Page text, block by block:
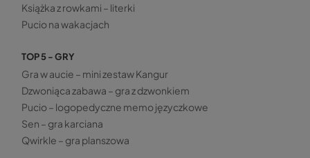
Książka z rowkami – literki
Pucio na wakacjach
TOP 5 - GRY
Gra w aucie – mini zestaw Kangur
Dzwoniąca zabawa – gra z dzwonkiem
Pucio – logopedyczne memo języczkowe
Sen – gra karciana
Qwirkle – gra planszowa